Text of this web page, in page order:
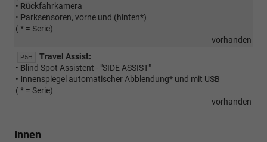
• Rückfahrkamera
• Parksensoren, vorne und (hinten*)
( * = Serie)
vorhanden
P5H
Travel Assist:
• Blind Spot Assistent - "SIDE ASSIST"
• Innenspiegel automatischer Abblendung* und mit USB
( * = Serie)
vorhanden
Innen